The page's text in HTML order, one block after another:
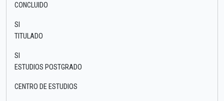
CONCLUIDO
SI
TITULADO
SI
ESTUDIOS POSTGRADO
CENTRO DE ESTUDIOS